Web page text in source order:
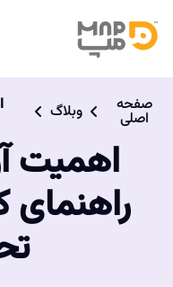
صفحه
اصلی وبلاگ
اهمیت